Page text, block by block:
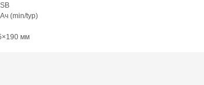
(min/typ)
мм